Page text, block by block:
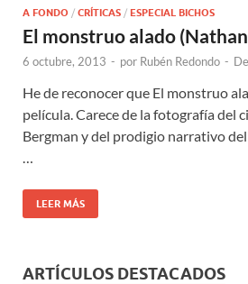
A FONDO / CRÍTICAS / ESPECIAL BICHOS
El monstruo alado
6 octubre, 2013 - por Rubén Redondo -
He de reconocer que El monstruo
película. Carece de la fotografía del
Bergman y del prodigio narrativo
LEER MÁS
ARTÍCULOS DESTACADOS